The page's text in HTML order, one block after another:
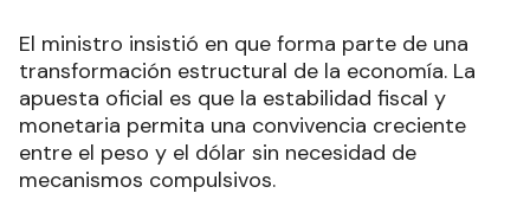
El ministro insistió en que forma parte de una
transformación estructural de la economía. La
apuesta oficial es que la estabilidad fiscal y
monetaria permita una convivencia creciente
entre el peso y el dólar sin necesidad de
mecanismos compulsivos.